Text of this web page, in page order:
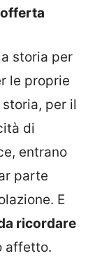
storia per
le proprie
per il
di
entrano
parte
E
ricordare
affetto.